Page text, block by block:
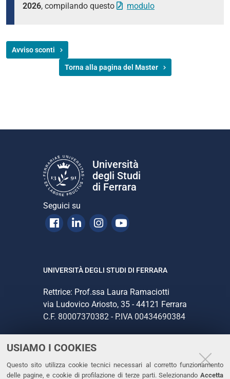
USIAMO I COOKIES
Questo sito utilizza cookie tecnici necessari al corretto funzionamento
delle pagine, e cookie di profilazione di terze parti. Selezionando Accetta
2026, compilando questo modulo
Avviso sconti
Torna alla pagina del Master
Università
degli Studi
di Ferrara
Seguici su
Facebook
LinkedinInstagram
Youtube
UNIVERSITÀ DEGLI STUDI DI FERRARA
Rettrice: Prof.ssa Laura Ramaciotti
via Ludovico Ariosto, 35 - 44121 Ferrara
C.F. 80007370382 - P.IVA 00434690384
CONTATTI
Tel. +39 0532 293111